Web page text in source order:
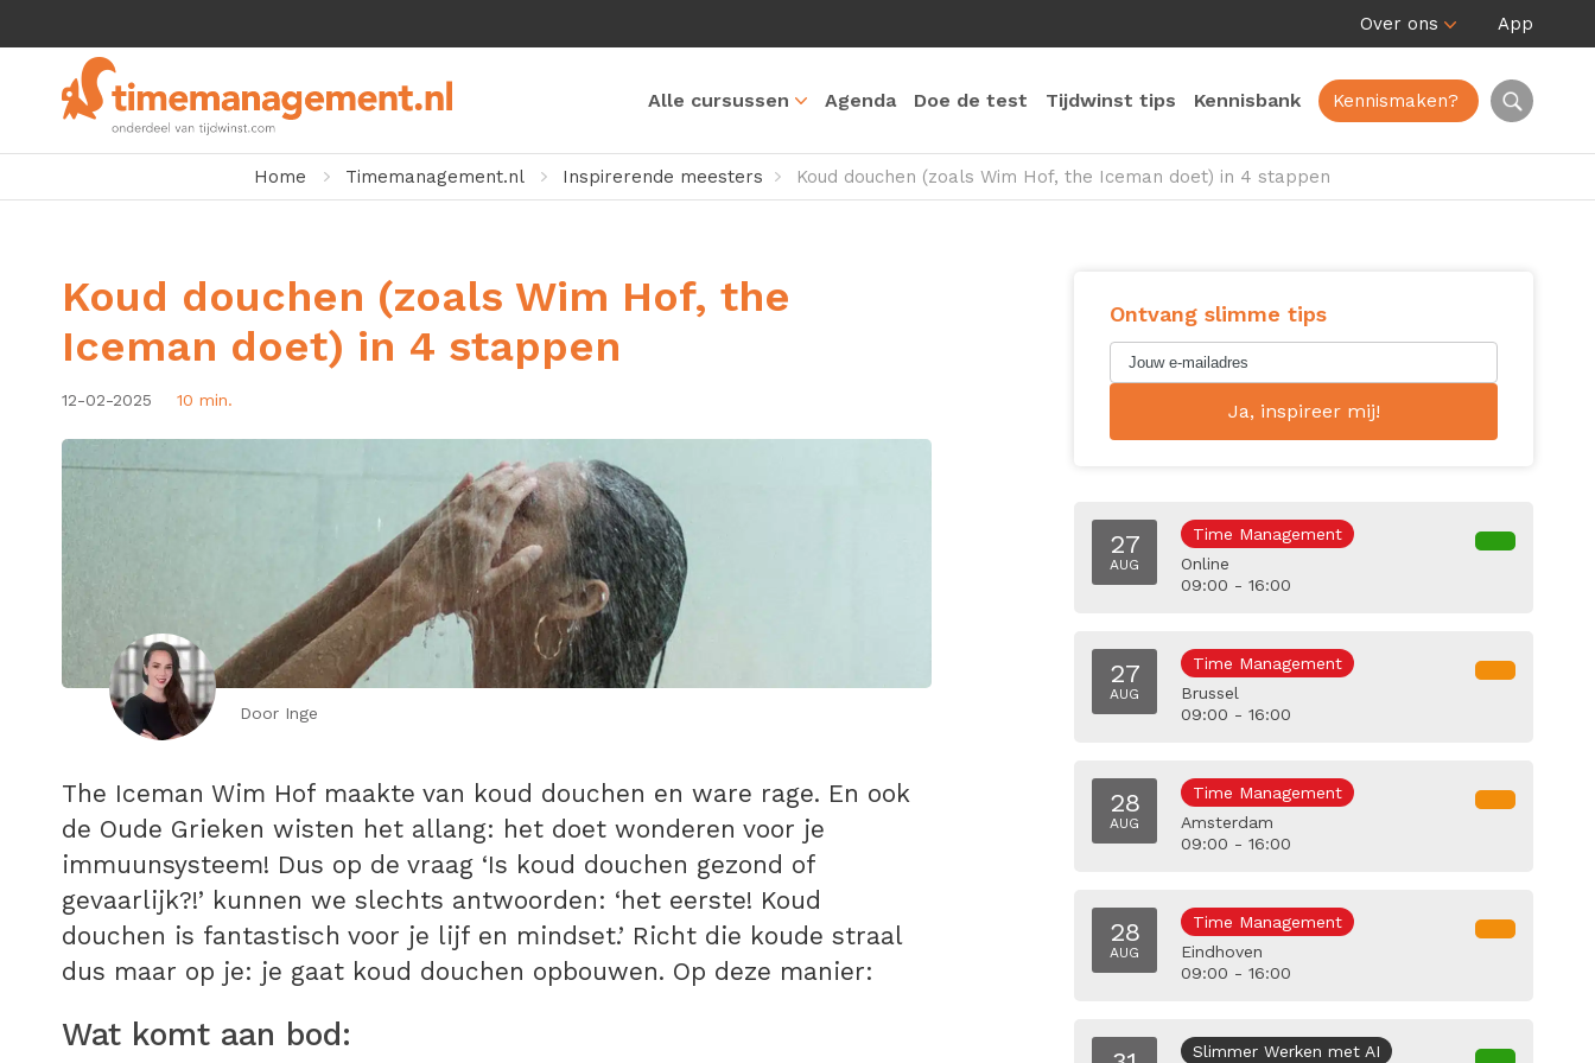
Over ons App
Alle cursussen Agenda Doe de test Tijdwinst tips Kennisbank Kennismaken?
Home Timemanagement.nl Inspirerende meesters Koud douchen (zoals Wim Hof, the Iceman doet) in 4 stappen
Koud douchen (zoals Wim Hof, the
Iceman doet) in 4 stappen
12-02-2025 10 min.
Door Inge
The Iceman Wim Hof maakte van koud douchen en ware rage. En ook
de Oude Grieken wisten het allang: het doet wonderen voor je
immuunsysteem! Dus op de vraag ‘Is koud douchen gezond of
gevaarlijk?!’ kunnen we slechts antwoorden: ‘het eerste! Koud
douchen is fantastisch voor je lijf en mindset.’ Richt die koude straal
dus maar op je: je gaat koud douchen opbouwen. Op deze manier:
Wat komt aan bod:
Ontvang slimme tips
27
AUG
Time Management
Online
09:00 - 16:00
27
AUG
Time Management
Brussel
09:00 - 16:00
28
AUG
Time Management
Amsterdam
09:00 - 16:00
28
AUG
Time Management
Eindhoven
09:00 - 16:00
Slimmer Werken met AI